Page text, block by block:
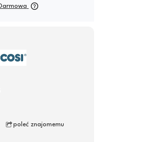
na zamówienie
poleć znajomemu